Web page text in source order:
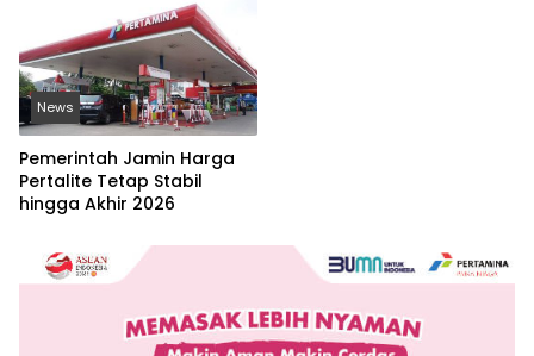
News
Pemerintah Jamin Harga
Pertalite Tetap Stabil
hingga Akhir 2026